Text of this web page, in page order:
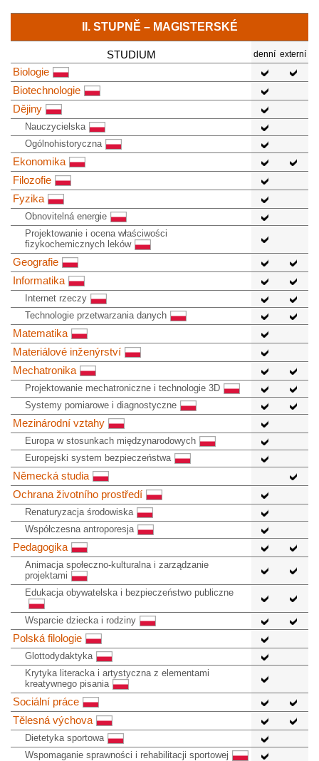
II. STUPNĚ – MAGISTERSKÉ
STUDIUM denní externí
Biologie
Biotechnologie
Dějiny
Nauczycielska
Ogólnohistoryczna
Ekonomika
Filozofie
Fyzika
Obnovitelná energie
Projektowanie i ocena właściwości
fizykochemicznych leków
Geografie
Informatika
Internet rzeczy
Technologie przetwarzania danych
Matematika
Materiálové inženýrství
Mechatronika
Projektowanie mechatroniczne i technologie 3D
Systemy pomiarowe i diagnostyczne
Mezinárodní vztahy
Europa w stosunkach międzynarodowych
Europejski system bezpieczeństwa
Německá studia
Ochrana životního prostředí
Renaturyzacja środowiska
Współczesna antroporesja
Pedagogika
Animacja społeczno-kulturalna i zarządzanie
projektami
Edukacja obywatelska i bezpieczeństwo publiczne
Wsparcie dziecka i rodziny
Polská filologie
Glottodydaktyka
Krytyka literacka i artystyczna z elementami
kreatywnego pisania
Sociální práce
Tělesná výchova
Dietetyka sportowa
Wspomaganie sprawności i rehabilitacji sportowej